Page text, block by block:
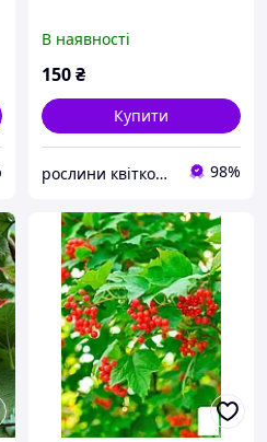
В наявності
150₴
Купити
рослини квітковий рай 98%